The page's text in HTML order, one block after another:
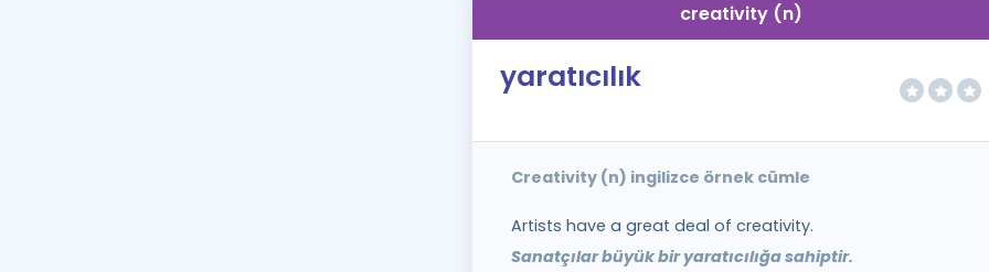
creativity (n)
yaratıcılık
Creativity (n) ingilizce örnek cümle
Artists have a great deal of creativity.
Sanatçılar büyük bir yaratıcılığa sahiptir.